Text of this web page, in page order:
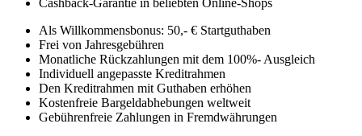
Als Willkommensbonus: 50,- € Startguthaben
Frei von Jahresgebühren
Monatliche Rückzahlungen mit dem 100%- Ausgleich
Individuell angepasste Kreditrahmen
Den Kreditrahmen mit Guthaben erhöhen
Kostenfreie Bargeldabhebungen weltweit
Gebührenfreie Zahlungen in Fremdwährungen